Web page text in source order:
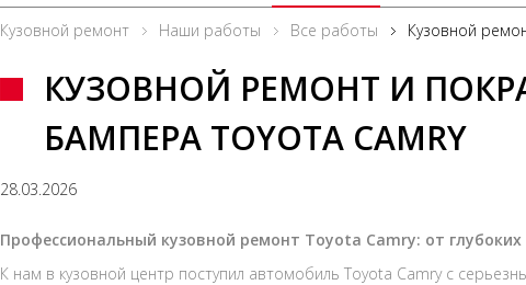
Кузовной ремонт Наши работы Все работы Кузовной
КУЗОВНОЙ РЕМОНТ И
БАМПЕРА TOYOTA CAMRY
28.03.2026
Профессиональный кузовной ремонт Toyota Camry: от
К нам в кузовной центр поступил автомобиль Toyota Camry с